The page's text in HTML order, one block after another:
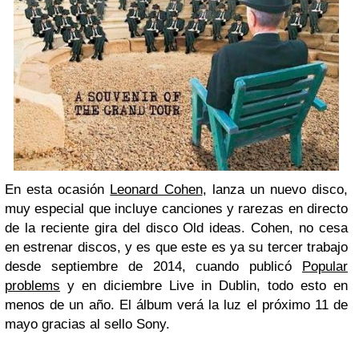
En esta ocasión Leonard Cohen, lanza un nuevo disco,
muy especial que incluye canciones y rarezas en directo
de la reciente gira del disco Old ideas. Cohen, no cesa
en estrenar discos, y es que este es ya su tercer trabajo
desde septiembre de 2014, cuando publicó Popular
problems y en diciembre Live in Dublin, todo esto en
menos de un año. El álbum verá la luz el próximo 11 de
mayo gracias al sello Sony.